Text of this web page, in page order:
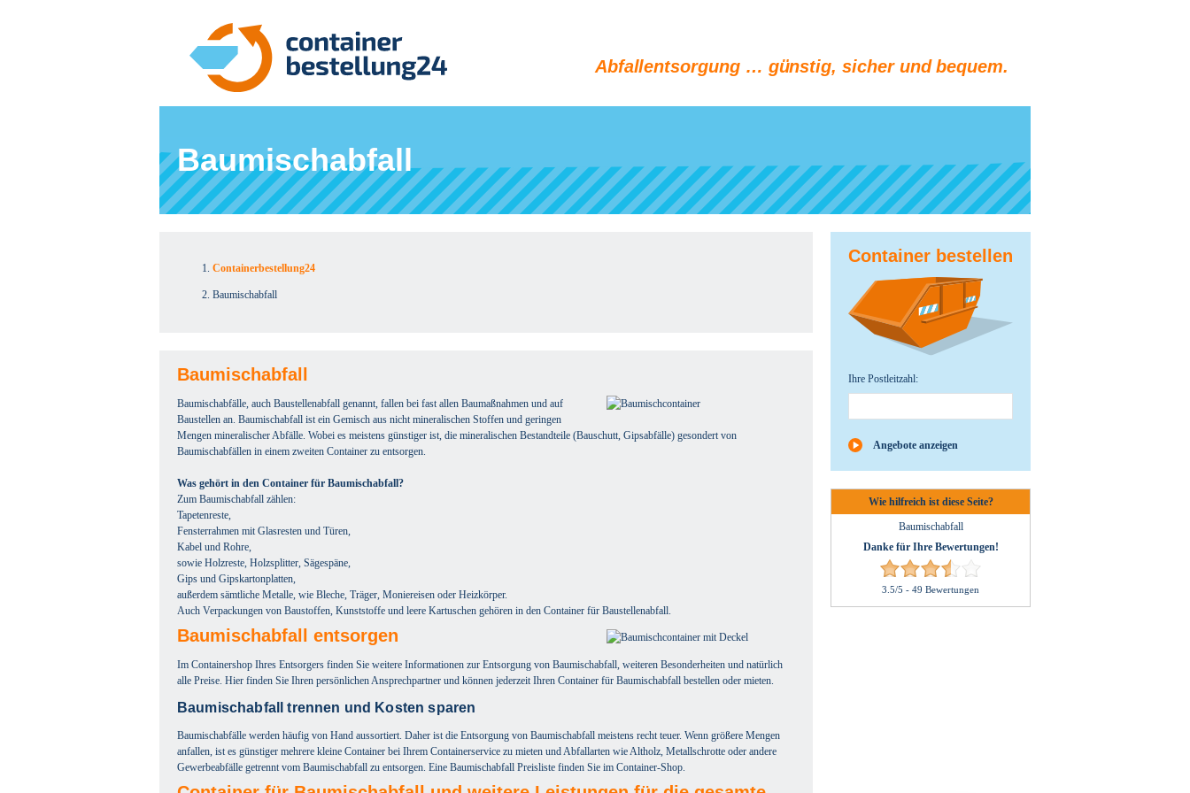
Abfallentsorgung … günstig, sicher und bequem.
Baumischabfall
Containerbestellung24
Baumischabfall
Baumischabfall
Baumischabfälle, auch Baustellenabfall genannt, fallen bei fast allen Baumaßnahmen und auf
Baustellen an. Baumischabfall ist ein Gemisch aus nicht mineralischen Stoffen und geringen
Mengen mineralischer Abfälle. Wobei es meistens günstiger ist, die mineralischen Bestandteile (Bauschutt, Gipsabfälle) gesondert von
Baumischabfällen in einem zweiten Container zu entsorgen.
Was gehört in den Container für Baumischabfall?
Zum Baumischabfall zählen:
Tapetenreste,
Fensterrahmen mit Glasresten und Türen,
Kabel und Rohre,
sowie Holzreste, Holzsplitter, Sägespäne,
Gips und Gipskartonplatten,
außerdem sämtliche Metalle, wie Bleche, Träger, Moniereisen oder Heizkörper.
Auch Verpackungen von Baustoffen, Kunststoffe und leere Kartuschen gehören in den Container für Baustellenabfall.
Baumischabfall entsorgen
Im Containershop Ihres Entsorgers finden Sie weitere Informationen zur Entsorgung von Baumischabfall, weiteren Besonderheiten und natürlich
alle Preise. Hier finden Sie Ihren persönlichen Ansprechpartner und können jederzeit Ihren Container für Baumischabfall bestellen oder mieten.
Baumischabfall trennen und Kosten sparen
Baumischabfälle werden häufig von Hand aussortiert. Daher ist die Entsorgung von Baumischabfall meistens recht teuer. Wenn größere Mengen
anfallen, ist es günstiger mehrere kleine Container bei Ihrem Containerservice zu mieten und Abfallarten wie Altholz, Metallschrotte oder andere
Gewerbeabfälle getrennt vom Baumischabfall zu entsorgen. Eine Baumischabfall Preisliste finden Sie im Container-Shop.
Container bestellen
Ihre Postleitzahl:
Angebote anzeigen
Wie hilfreich ist diese Seite?
Baumischabfall
Danke für Ihre Bewertungen!
3.5/5 - 49 Bewertungen